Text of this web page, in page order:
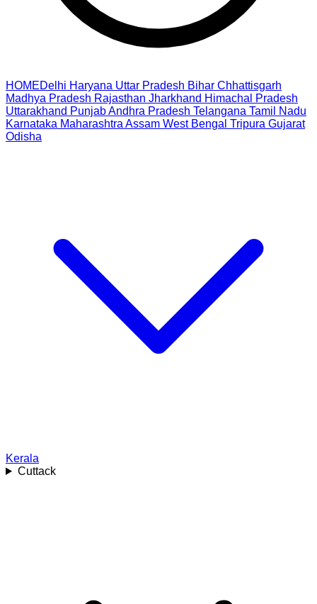
HOMEDelhi Haryana Uttar Pradesh Bihar Chhattisgarh
Madhya Pradesh Rajasthan Jharkhand Himachal Pradesh
Uttarakhand PunjabAndhra Pradesh Telangana Tamil Nadu
Karnataka Maharashtra Assam West Bengal Tripura Gujarat
Odisha
Kerala
Cuttack